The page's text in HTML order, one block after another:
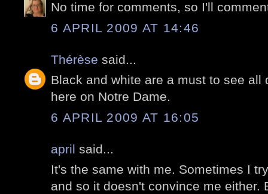
No time for comments, so I'll
6 APRIL 2009 AT 14:46
Thérèse said...
Black and white are a must to see all
here on Notre Dame.
6 APRIL 2009 AT 16:05
april said...
It's the same with me. Sometimes I
and so it doesn't convince me either.